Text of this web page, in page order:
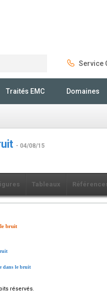
Service
Traités EMC Domaines
- 04/08/15
Tableaux
le bruit
dans le bruit
réservés.